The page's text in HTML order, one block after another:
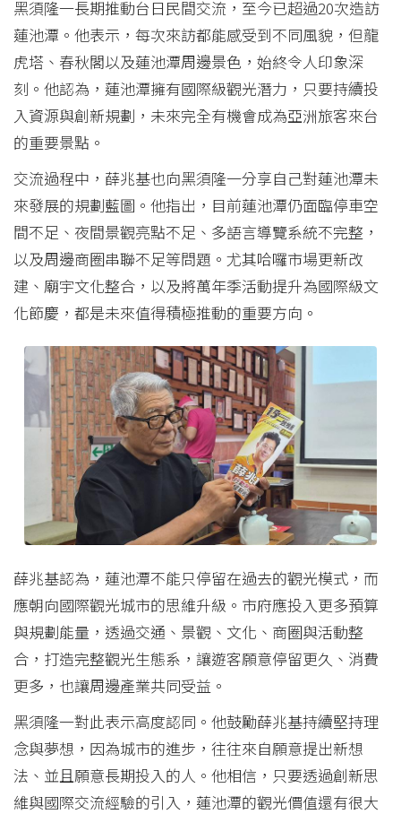
黑須隆一長期推動台日民間交流，至今已超過20次造訪
蓮池潭。他表示，每次來訪都能感受到不同風貌，但龍
虎塔、春秋閣以及蓮池潭周邊景色，始終令人印象深
刻。他認為，蓮池潭擁有國際級觀光潛力，只要持續投
入資源與創新規劃，未來完全有機會成為亞洲旅客來台
的重要景點。
交流過程中，薛兆基也向黑須隆一分享自己對蓮池潭未
來發展的規劃藍圖。他指出，目前蓮池潭仍面臨停車空
間不足、夜間景觀亮點不足、多語言導覽系統不完整，
以及周邊商圈串聯不足等問題。尤其哈囉市場更新改
建、廟宇文化整合，以及將萬年季活動提升為國際級文
化節慶，都是未來值得積極推動的重要方向。
薛兆基認為，蓮池潭不能只停留在過去的觀光模式，而
應朝向國際觀光城市的思維升級。市府應投入更多預算
與規劃能量，透過交通、景觀、文化、商圈與活動整
合，打造完整觀光生態系，讓遊客願意停留更久、消費
更多，也讓周邊產業共同受益。
黑須隆一對此表示高度認同。他鼓勵薛兆基持續堅持理
念與夢想，因為城市的進步，往往來自願意提出新想
法、並且願意長期投入的人。他相信，只要透過創新思
維與國際交流經驗的引入，蓮池潭的觀光價值還有很大